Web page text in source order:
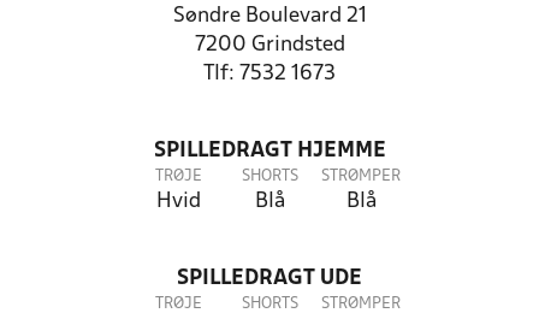
Søndre Boulevard 21
7200 Grindsted
Tlf: 7532 1673
SPILLEDRAGT HJEMME
TRØJE
Hvid
SHORTS
Blå
STRØMPER
Blå
SPILLEDRAGT UDE
TRØJE SHORTS STRØMPER